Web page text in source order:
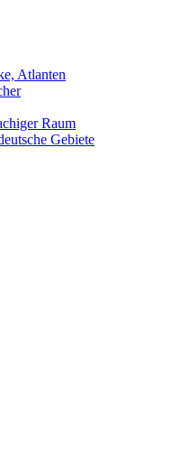
Atlanten
Raum
Gebiete